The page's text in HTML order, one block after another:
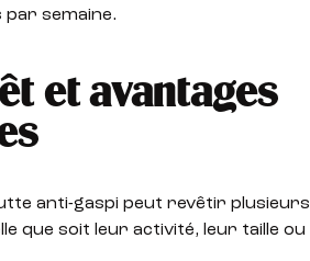
semaine.
et avantages
anti-gaspi peut revêtir plusieurs
que soit leur activité, leur taille ou